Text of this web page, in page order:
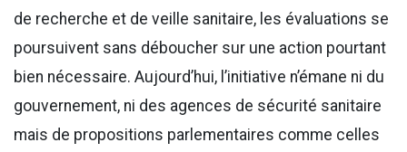
de recherche et de veille sanitaire, les évaluations se
poursuivent sans déboucher sur une action pourtant
bien nécessaire. Aujourd’hui, l’initiative n’émane ni du
gouvernement, ni des agences de sécurité sanitaire
mais de propositions parlementaires comme celles